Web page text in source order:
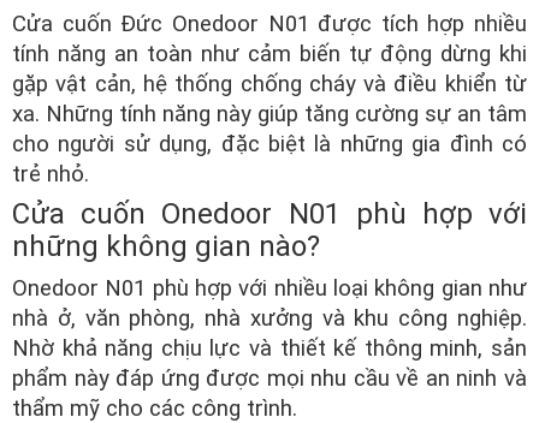
Cửa cuốn Đức Onedoor N01 được tích hợp nhiều
tính năng an toàn như cảm biến tự động dừng khi
gặp vật cản, hệ thống chống cháy và điều khiển từ
xa. Những tính năng này giúp tăng cường sự an tâm
cho người sử dụng, đặc biệt là những gia đình có
trẻ nhỏ.
Cửa cuốn Onedoor N01 phù hợp với
những không gian nào?
Onedoor N01 phù hợp với nhiều loại không gian như
nhà ở, văn phòng, nhà xưởng và khu công nghiệp.
Nhờ khả năng chịu lực và thiết kế thông minh, sản
phẩm này đáp ứng được mọi nhu cầu về an ninh và
thẩm mỹ cho các công trình.